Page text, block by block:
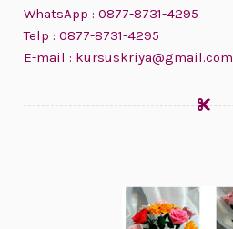
WhatsApp : 0877-8731-4295
Telp : 0877-8731-4295
E-mail : kursuskriya@gmail.com